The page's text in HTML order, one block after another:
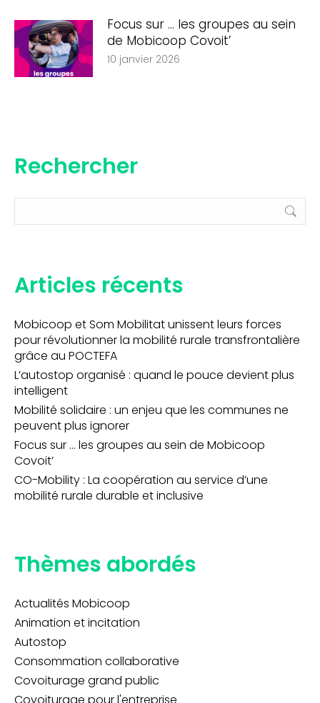
Focus sur … les groupes au sein
de Mobicoop Covoit’
10 janvier 2026
Rechercher
:
Articles récents
Mobicoop et Som Mobilitat unissent leurs forces
pour révolutionner la mobilité rurale transfrontalière
grâce au POCTEFA
L’autostop organisé : quand le pouce devient plus
intelligent
Mobilité solidaire : un enjeu que les communes ne
peuvent plus ignorer
Focus sur … les groupes au sein de Mobicoop
Covoit’
CO-Mobility : La coopération au service d’une
mobilité rurale durable et inclusive
Thèmes abordés
Actualités Mobicoop
Animation et incitation
Autostop
Consommation collaborative
Covoiturage grand public